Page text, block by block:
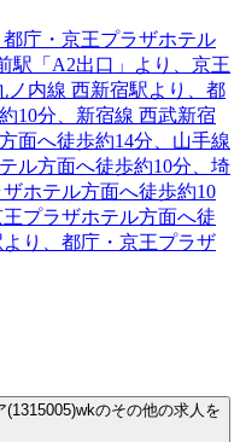
庁・京王プラザホテル
駅「A2出口」より、京王
ノ内線 西新宿駅より、都
10分、新宿線 西武新宿
面へ徒歩約14分、山手線
ル方面へ徒歩約10分、埼
ホテル方面へ徒歩約10
プラザホテル方面へ徒
り、都庁・京王プラザ
のその他の求人を